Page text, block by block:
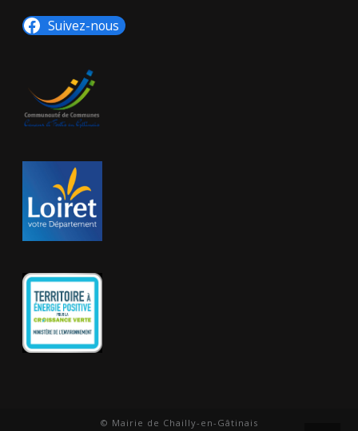
Suivez-nous
© Mairie de Chailly-en-Gâtinais